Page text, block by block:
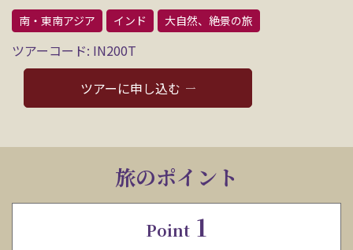
南・東南アジア
インド 大自然、絶景の旅
ツアーコード: IN200T
ツアーに申し込む
旅のポイント
Point 1